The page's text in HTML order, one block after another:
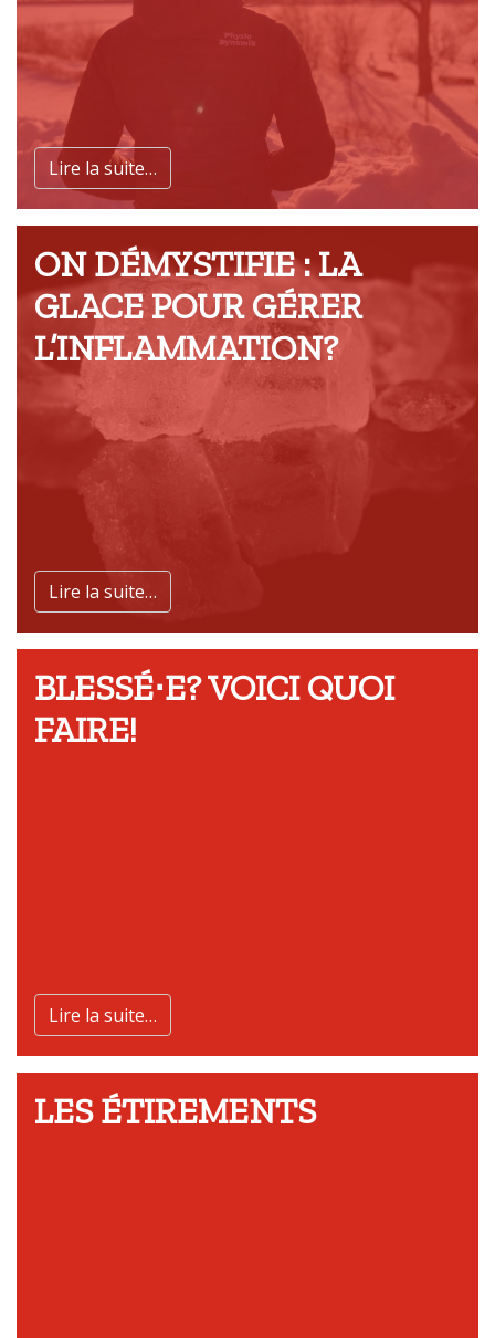
Lire la suite…
ON DÉMYSTIFIE : LA
GLACE POUR GÉRER
L’INFLAMMATION?
Lire la suite…
BLESSÉ⋅E? VOICI QUOI
FAIRE!
Lire la suite…
LES ÉTIREMENTS